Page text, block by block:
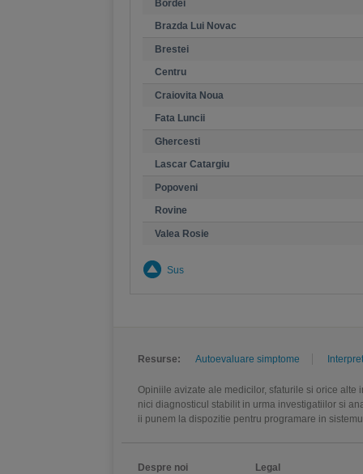
Bordei
Brazda Lui Novac
Brestei
Centru
Craiovita Noua
Fata Luncii
Ghercesti
Lascar Catargiu
Popoveni
Rovine
Valea Rosie
Sus
Resurse: Autoevaluare simptome
Opiniile avizate ale medicilor, sfaturile si orice
nici diagnosticul stabilit in urma investigatiilor si
ii punem la dispozitie pentru programare in
Despre noi
Legal